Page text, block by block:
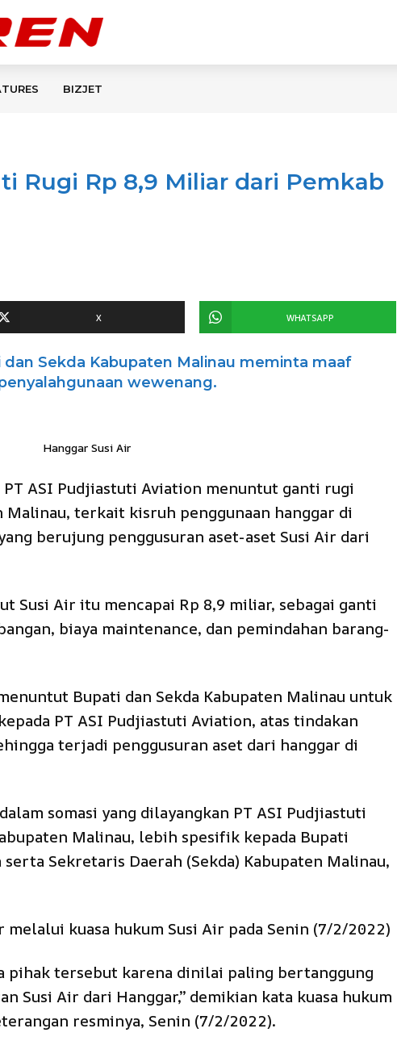
BIZJET
Rugi Rp 8,9 Miliar dari Pemkab
X WHATSAPP
Sekda Kabupaten Malinau meminta maaf
wewenang.
Hanggar Susi Air
PT ASI Pudjiastuti Aviation menuntut ganti rugi
Malinau, terkait kisruh penggunaan hanggar di
berujung penggusuran aset-aset Susi Air dari
Susi Air itu mencapai Rp 8,9 miliar, sebagai ganti
biaya maintenance, dan pemindahan barang-
Bupati dan Sekda Kabupaten Malinau untuk
PT ASI Pudjiastuti Aviation, atas tindakan
terjadi penggusuran aset dari hanggar di
somasi yang dilayangkan PT ASI Pudjiastuti
Malinau, lebih spesifik kepada Bupati
Sekretaris Daerah (Sekda) Kabupaten Malinau,
melalui kuasa hukum Susi Air pada Senin (7/2/2022)
pihak tersebut karena dinilai paling bertanggung
Susi Air dari Hanggar,” demikian kata kuasa hukum
resminya, Senin (7/2/2022).